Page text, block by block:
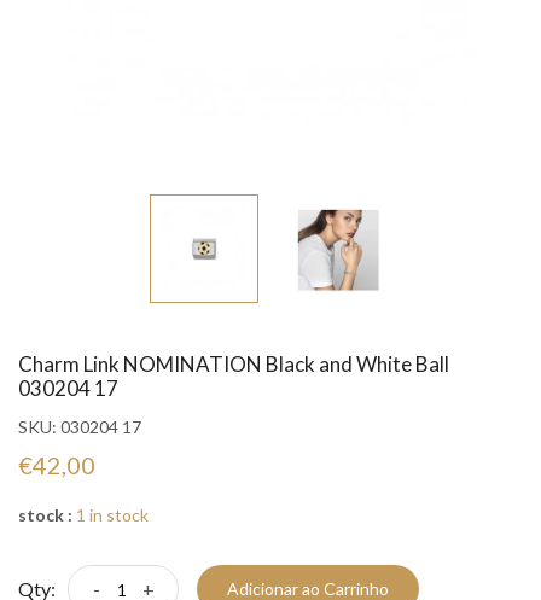
Charm Link NOMINATION Black and White Ball
030204 17
SKU: 030204 17
€42,00
stock : 1 in stock
Qty: - + Adicionar ao Carrinho